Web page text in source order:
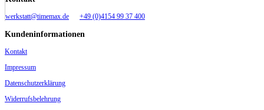
werkstatt@timemax.de +49 (0)4154 99 37 400
Kundeninformationen
Kontakt
Impressum
Datenschutzerklärung
Widerrufsbelehrung